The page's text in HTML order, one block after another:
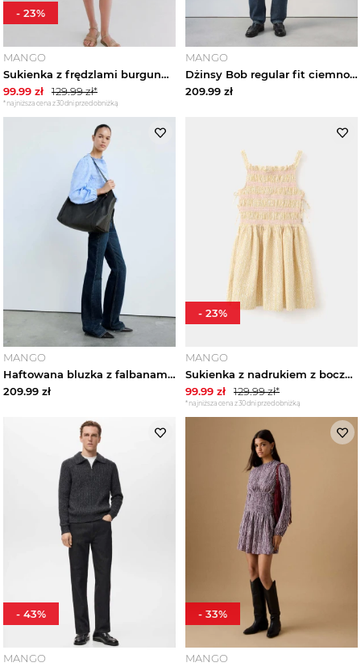
MANGO
Sukienka z frędzlami burgund - Dzieci - lata - MANGO KIDS
99.99 zł 129.99zł*
*najniższa cena z 30 dni przed obniżką
- 23%
MANGO
Dżinsy Bob regular fit ciemnoniebieski - Mężczyzna - MANGO MAN
209.99 zł
MANGO
Haftowana bluzka z falbanami niebieski - Kobieta - MANGO
209.99 zł
MANGO
Sukienka z nadrukiem z bocznymi wiązaniami kremowy / écru - Dzieci - MANGO KIDS beżowy
99.99 zł 129.99zł*
*najniższa cena z 30 dni przed obniżką
- 23%
MANGO
- 43%
MANGO
- 33%